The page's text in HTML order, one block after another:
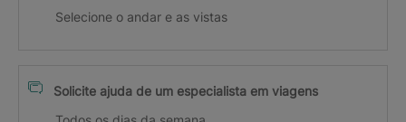
Selecione o andar e as vistas
Solicite ajuda de um especialista em viagens